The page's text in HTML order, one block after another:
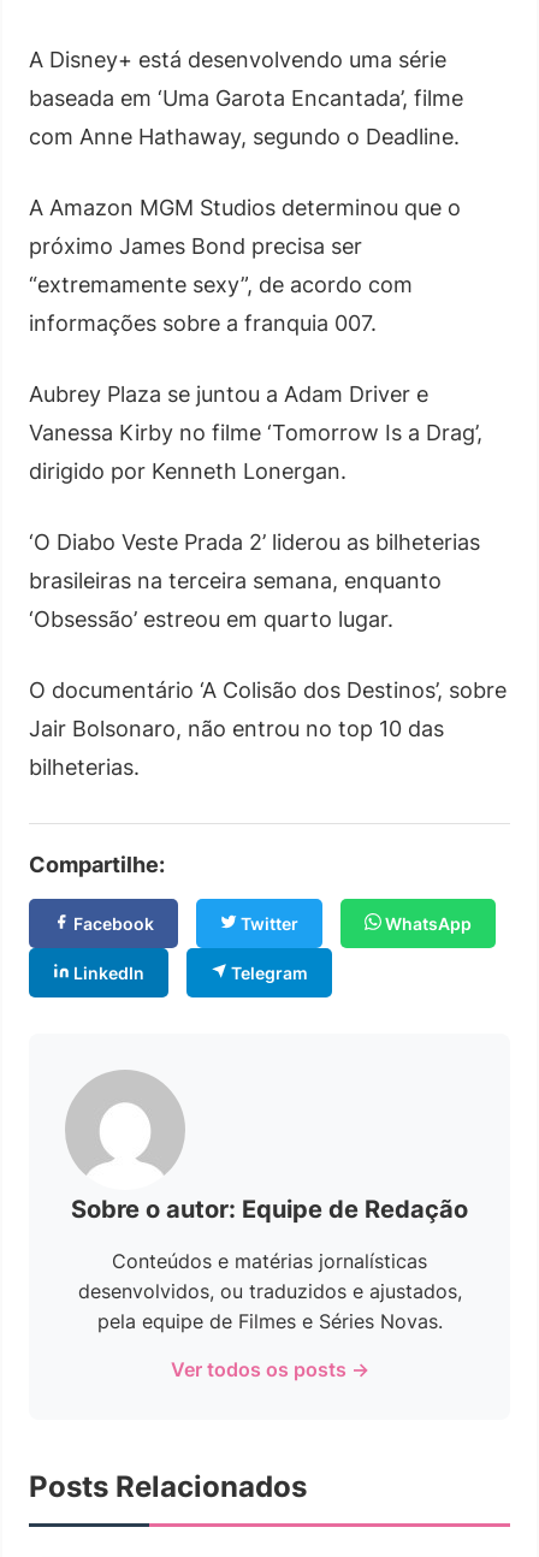
A Disney+ está desenvolvendo uma série
baseada em ‘Uma Garota Encantada’, filme
com Anne Hathaway, segundo o Deadline.
A Amazon MGM Studios determinou que o
próximo James Bond precisa ser
“extremamente sexy”, de acordo com
informações sobre a franquia 007.
Aubrey Plaza se juntou a Adam Driver e
Vanessa Kirby no filme ‘Tomorrow Is a Drag’,
dirigido por Kenneth Lonergan.
‘O Diabo Veste Prada 2’ liderou as bilheterias
brasileiras na terceira semana, enquanto
‘Obsessão’ estreou em quarto lugar.
O documentário ‘A Colisão dos Destinos’, sobre
Jair Bolsonaro, não entrou no top 10 das
bilheterias.
Compartilhe:
Facebook Twitter WhatsApp
LinkedIn Telegram
Sobre o autor: Equipe de Redação
Conteúdos e matérias jornalísticas
desenvolvidos, ou traduzidos e ajustados,
pela equipe de Filmes e Séries Novas.
Ver todos os posts →
Posts Relacionados